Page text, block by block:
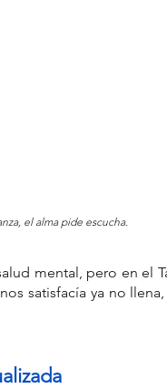
el alma pide escucha.
mental, pero en el
satisfacía ya no